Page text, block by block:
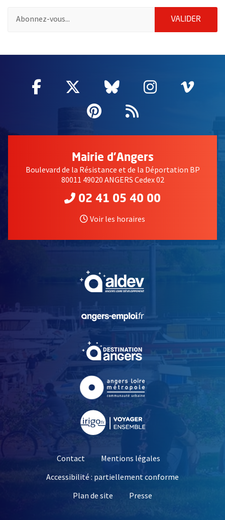
VALIDER
Facebook
, Ouvre une nouvelle fenêtre
Twitter
, Ouvre une nouvelle
Bluesky
, Ouvre une
Instagram
, Ouvre
,
Pinterest
, Ouvre une
Flux RSS
Mairie d'Angers
Boulevard de la Résistance et de la Déportation BP
80011 49020 ANGERS Cedex 02
02 41 05 40 00
Voir les horaires
, Ouvre une nouvelle
, Ouvre une nouvelle
Contact
Mentions légales
Accessibilité : partiellement conforme
Plan de site
Presse